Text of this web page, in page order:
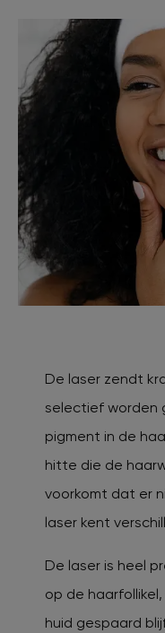
De laser zendt
selectief worden
pigment in de
hitte die de
voorkomt dat er
laser kent
De laser is heel
op de
huid gespaard